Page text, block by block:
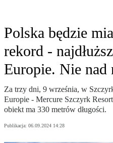
Polska będzie
rekord -
Europie. Nie nad
Za trzy dni, 9 września, w
Europie - Mercure Szczyrk
obiekt ma 330 metrów długości.
Publikacja: 06.09.2024 14:28